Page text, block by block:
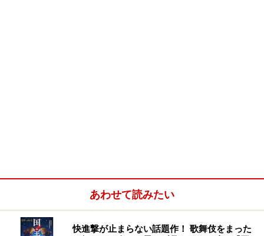
あわせて読みたい
快進撃が止まらない話題作！ 歌舞伎をまった